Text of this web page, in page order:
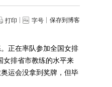
打印 字号 保存到博客
正在率队参加全国女排
女排省市教练的水平来
运会没拿到奖牌，但毕